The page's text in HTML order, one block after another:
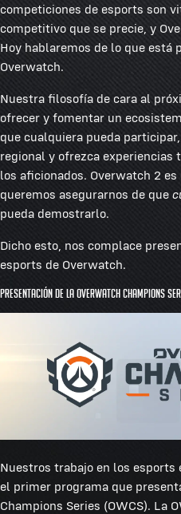
competiciones de esports son
competitivo que se precie, y
Hoy hablaremos de lo que está
Overwatch.
Nuestra filosofía de cara al
ofrecer y fomentar un
que cualquiera pueda
regional y ofrezca experiencias
los aficionados. Overwatch 2
queremos asegurarnos de que
pueda demostrarlo.
Dicho esto, nos complace
esports de Overwatch.
Presentación de la Overwatch Champions
Nuestros trabajo en los
el primer programa que
Champions Series (OWCS). La